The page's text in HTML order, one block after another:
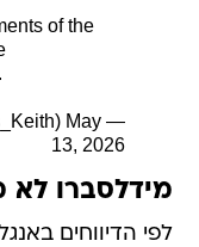
of the
— Keith Downie (@SkySports_Keith)
May
13, 2026
מידלסברו לא
לפי הדיווחים